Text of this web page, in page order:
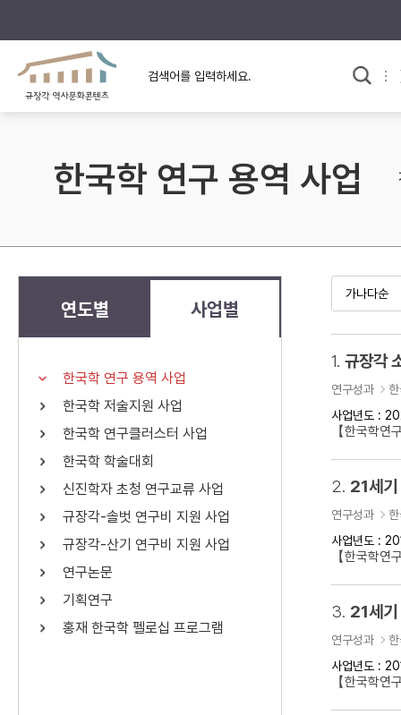
규장각의 어제와 오늘
규장각 소개영상
사료와 문학으로 본
고대
고려
조선 후기
근대
검색 연산자 사용안내
연산자
AND
OR 정조 OR 정약용 “정조” 또는 “
료를 검색
한국학 연구 용역 사업
연도별 사업별
한국학 연구 용역 사업
한국학 저술지원 사업
한국학 연구클러스터 사업
한국학 학술대회
신진학자 초청 연구교류 사업
규장각-솔벗 연구비 지원 사업
규장각-산기 연구비 지원 사업
연구논문
기획연구
홍재 한국학 펠로십 프로그램
1. 규장각
연구성과
사업년도 :
【한국
2. 21세기
연구성과
사업년도 :
【한국학
3. 21세
연구성과
사업년도 :
【한국학